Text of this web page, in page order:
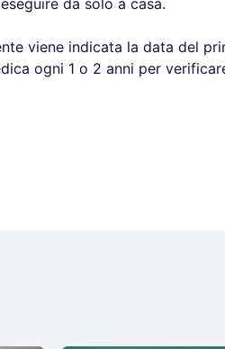
da solo a casa.
viene indicata la data del
ogni 1 o 2 anni per